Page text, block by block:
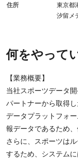
何をやって
【業務概要】
当社スポーツデータ
パートナーから取得
データプラットフォ
報データであるため
さらに、スポーツは
するため、システム
住所
東京都
汐留メ